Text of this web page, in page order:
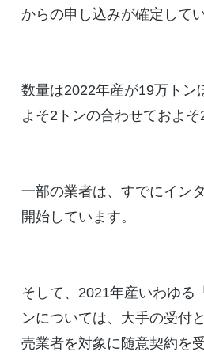
からの申し込みが確定してい
数量は2022年産が19万トン
よそ2トンの合わせておよそ
一部の業者は、すでにイン
開始しています。
そして、2021年産いわゆる
ンについては、大手の受付
売業者を対象に随意契約を